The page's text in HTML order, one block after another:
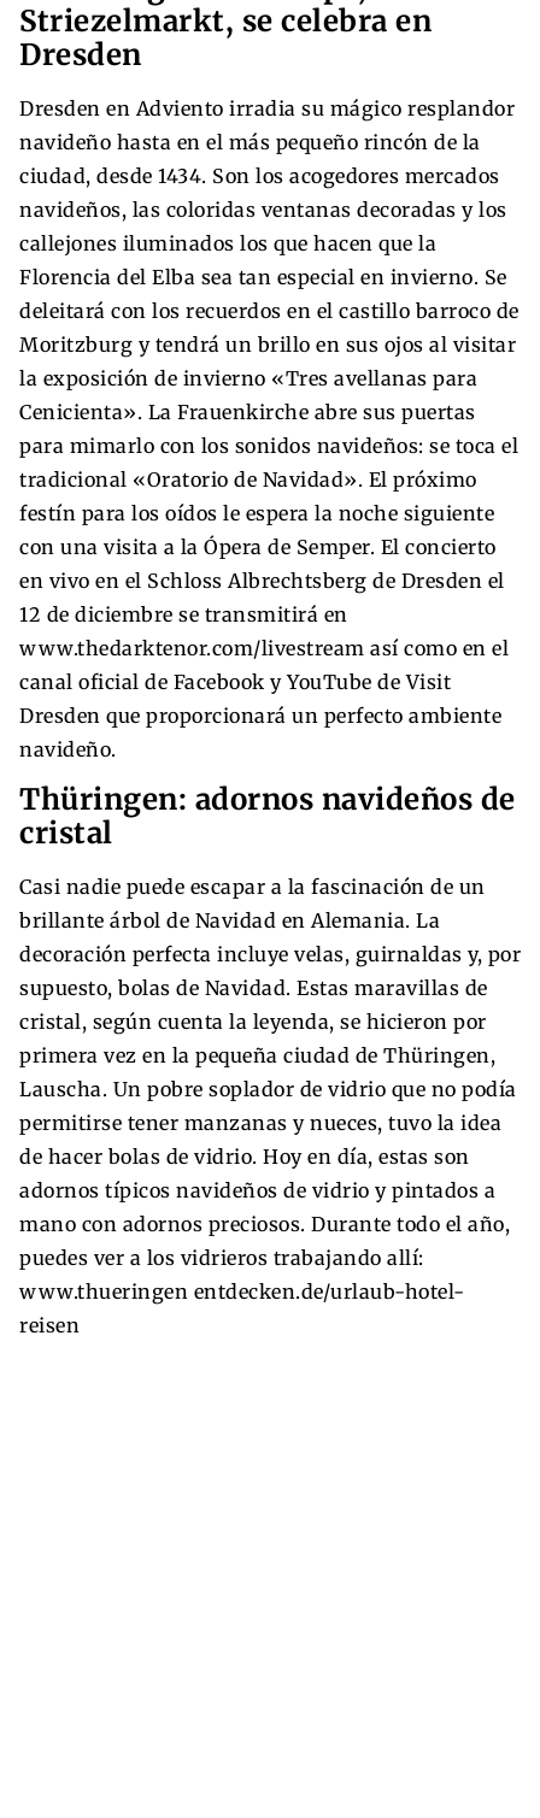
Striezelmarkt, se celebra en
Dresden
Dresden en Adviento irradia su mágico resplandor
navideño hasta en el más pequeño rincón de la
ciudad, desde 1434. Son los acogedores mercados
navideños, las coloridas ventanas decoradas y los
callejones iluminados los que hacen que la
Florencia del Elba sea tan especial en invierno. Se
deleitará con los recuerdos en el castillo barroco de
Moritzburg y tendrá un brillo en sus ojos al visitar
la exposición de invierno «Tres avellanas para
Cenicienta». La Frauenkirche abre sus puertas
para mimarlo con los sonidos navideños: se toca el
tradicional «Oratorio de Navidad». El próximo
festín para los oídos le espera la noche siguiente
con una visita a la Ópera de Semper. El concierto
en vivo en el Schloss Albrechtsberg de Dresden el
12 de diciembre se transmitirá en
www.thedarktenor.com/livestream así como en el
canal oficial de Facebook y YouTube de Visit
Dresden que proporcionará un perfecto ambiente
navideño.
Thüringen: adornos navideños de
cristal
Casi nadie puede escapar a la fascinación de un
brillante árbol de Navidad en Alemania. La
decoración perfecta incluye velas, guirnaldas y, por
supuesto, bolas de Navidad. Estas maravillas de
cristal, según cuenta la leyenda, se hicieron por
primera vez en la pequeña ciudad de Thüringen,
Lauscha. Un pobre soplador de vidrio que no podía
permitirse tener manzanas y nueces, tuvo la idea
de hacer bolas de vidrio. Hoy en día, estas son
adornos típicos navideños de vidrio y pintados a
mano con adornos preciosos. Durante todo el año,
puedes ver a los vidrieros trabajando allí:
www.thueringen entdecken.de/urlaub-hotel-
reisen